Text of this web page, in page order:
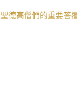
聖德高僧們的重要答